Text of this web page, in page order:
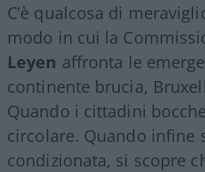
C’è qualcosa di
modo in cui la
Leyen affronta le
continente brucia,
Quando i cittadini
circolare. Quando infine
condizionata, si scopre